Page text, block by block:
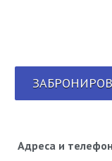
Адреса и